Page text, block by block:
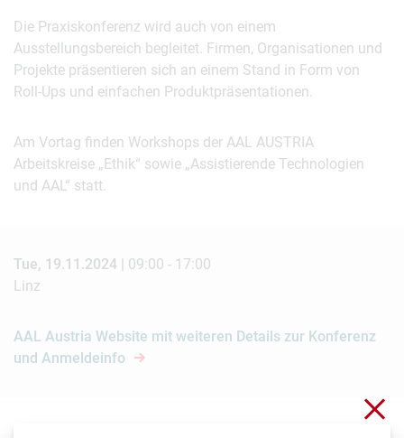
Die Praxiskonferenz wird auch von einem
Ausstellungsbereich begleitet. Firmen, Organisationen und
Projekte präsentieren sich an einem Stand in Form von
Roll-Ups und einfachen Produktpräsentationen.
Am Vortag finden Workshops der AAL AUSTRIA
Arbeitskreise „Ethik“ sowie „Assistierende Technologien
und AAL“ statt.
Tue, 19.11.2024 | 09:00 - 17:00
Linz
AAL Austria Website mit weiteren Details zur Konferenz
und Anmeldeinfo